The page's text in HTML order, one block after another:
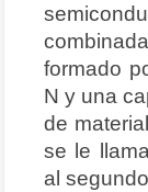
formado
N y una
de
se le
al